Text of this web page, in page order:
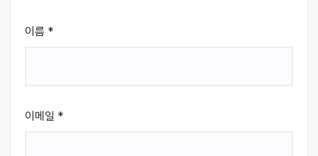
이름 *
이메일 *